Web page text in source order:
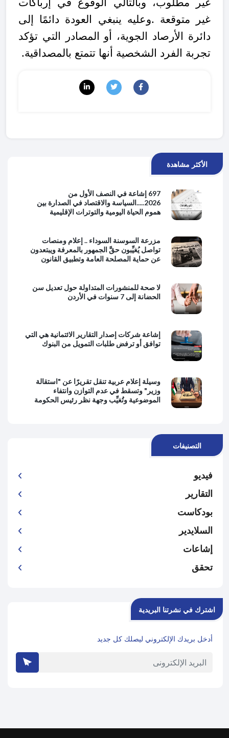
غير متوقعة .وعليه ينبغي العودة دائمًا إلى
دائرة الأرصاد الجوية، أو المصادر التي تؤكد
تجربة الفرد الشخصية أنها تتمتع بالمصداقية.
الأكثر مشاهدة
697 إشاعة في النصف الأول من
2026.....السياسة والاقتصاد في الصدارة بين
هموم الحياة اليومية والتوترات الإقليمية
مزرعة السوسنة السوداء .. إعلام ومنصات
تواصل يُغيِّبون حقَّ الجمهور بالمعرفة ويبتعدون
عن حماية المصلحة العامة وتطبيق القانون
لا صحة للمنشورات المتداولة حول تعديل سن
الحضانة إلى 7 سنوات في الأردن
إشاعة شركات إصدار التقارير الائتمانية هي التي
توافق أو ترفض طلبات التمويل من البنوك
وسيلة إعلام عربية تنقل تقريرًا عن "استقالة
وزير" وتسقط في عدم التوازن وانتفاء
الموضوعية وتُغيِّب وجهة نظر رئيس الحكومة
التصنيفات
فيديو
التقارير
بودكاست
السلايدير
إشاعات
تحقق
اشترك في نشرتنا البريدية
أدخل بريدك الإلكتروني ليصلك كل جديد